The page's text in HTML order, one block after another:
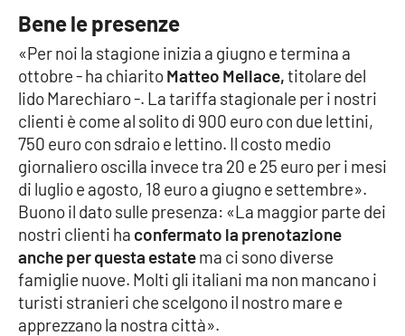
Società
Sport
RUBRICHE
Good Morning Vietnam
Parchi Marini Calabria
Leggendo Alvaro insieme
Imprese Di Calabria
Bene le presenze
«Per noi la stagione inizia a giugno e termina a
ottobre - ha chiaritoMatteo Mellace,titolare del
lido Marechiaro -. La tariffa stagionale per i nostri
clienti è come al solito di 900 euro con due lettini,
750 euro con sdraio e lettino. Il costo medio
giornaliero oscilla invece tra 20 e 25 euro per i mesi
di luglio e agosto, 18 euro a giugno e settembre».
Buono il dato sulle presenza: «La maggior parte dei
nostri clienti ha confermato la prenotazione
anche per questa estatema ci sono diverse
famiglie nuove. Molti gli italiani ma non mancano i
turisti stranieri che scelgono il nostro mare e
apprezzano la nostra città».